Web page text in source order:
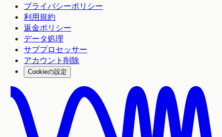
プライバシーポリシー
利用規約
返金ポリシー
データ処理
サブプロセッサー
アカウント削除
Cookieの設定